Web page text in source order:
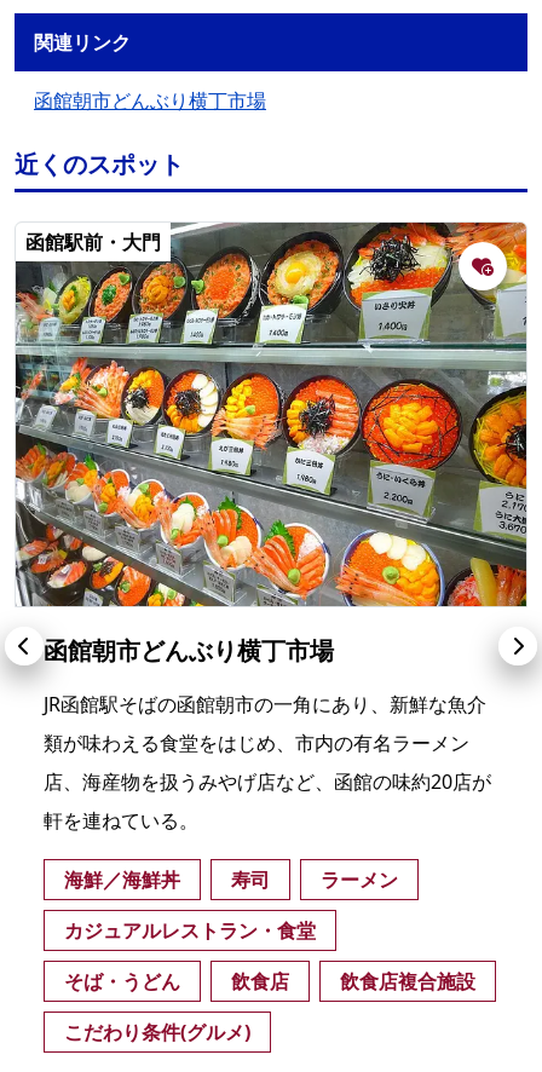
関連リンク
函館朝市どんぶり横丁市場
近くのスポット
函館駅前・大門
函館朝市どんぶり横丁市場
JR函館駅そばの函館朝市の一角にあり、新鮮な魚介
類が味わえる食堂をはじめ、市内の有名ラーメン
店、海産物を扱うみやげ店など、函館の味約20店が
軒を連ねている。
海鮮／海鮮丼 寿司
ラーメン
カジュアルレストラン・食堂
そば・うどん
飲食店
飲食店複合施設
こだわり条件(グルメ)